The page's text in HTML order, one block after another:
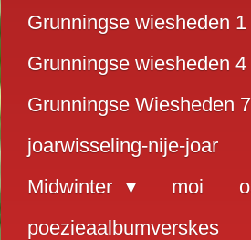
Grunningse wiesheden 1
Grunningse wiesheden 4
Grunningse Wiesheden 7
joarwisseling-nije-joar
Midwinter
moi
poezieaalbumverskes